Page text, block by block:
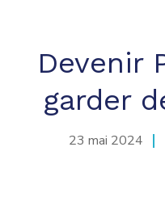
Devenir
garder
23 mai 2024